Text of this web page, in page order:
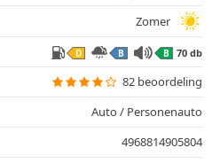
Zomer
D B B 70 db
82 beoordeling
Auto / Personenauto
4968814905804